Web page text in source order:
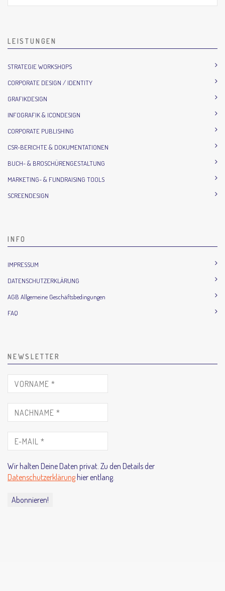
LEISTUNGEN
STRATEGIE WORKSHOPS
CORPORATE DESIGN / IDENTITY
GRAFIKDESIGN
INFOGRAFIK & ICONDESIGN
CORPORATE PUBLISHING
CSR-BERICHTE & DOKUMENTATIONEN
BUCH- & BROSCHÜRENGESTALTUNG
MARKETING- & FUNDRAISING TOOLS
SCREENDESIGN
INFO
IMPRESSUM
DATENSCHUTZERKLÄRUNG
AGB Allgemeine Geschäftsbedingungen
FAQ
NEWSLETTER
Wir halten Deine Daten privat. Zu den Details der
Datenschutzerklärung hier entlang.